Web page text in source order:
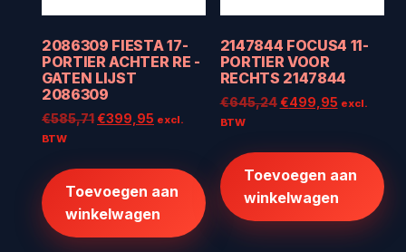
2086309 FIESTA 17-
PORTIER ACHTER RE -
GATEN LIJST
2086309
€585,71Oorspronkelijke
€399,95 Huidige
€399,95.
excl.
BTW
Toevoegen aan
winkelwagen
2147844 FOCUS4 11-
PORTIER VOOR
RECHTS 2147844
€645,24 Oorspronkelijke
€499,95Huidige
€499,95.
excl.
BTW
Toevoegen aan
winkelwagen